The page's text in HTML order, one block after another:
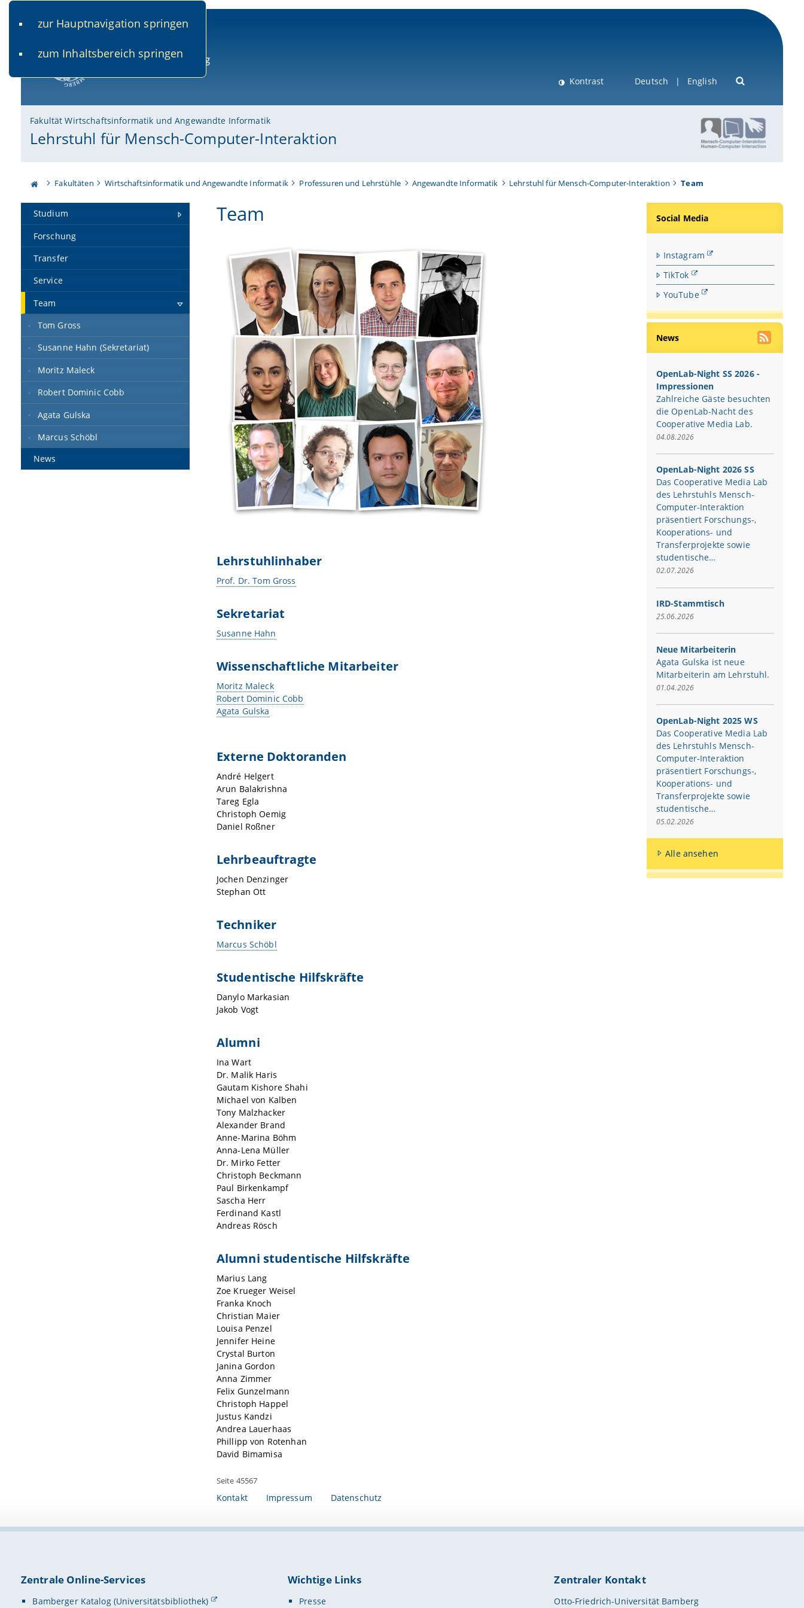
zur Hauptnavigation springen
zum Inhaltsbereich springen
Kontrast Deutsch English
Fakultät Wirtschaftsinformatik und Angewandte Informatik
Lehrstuhl für Mensch-Computer-Interaktion
Fakultäten Wirtschaftsinformatik und Angewandte Informatik Professuren und Lehrstühle Angewandte Informatik Lehrstuhl für Mensch-Computer-Interaktion Team
Studium
Forschung
Transfer
Service
Team
Tom Gross
Susanne Hahn (Sekretariat)
Moritz Maleck
Robert Dominic Cobb
Agata Gulska
Marcus Schöbl
News
Team
Lehrstuhlinhaber
Prof. Dr. Tom Gross
Sekretariat
Susanne Hahn
Wissenschaftliche Mitarbeiter
Moritz Maleck
Robert Dominic Cobb
Agata Gulska
Externe Doktoranden
André Helgert
Arun Balakrishna
Tareg Egla
Christoph Oemig
Daniel Roßner
Lehrbeauftragte
Jochen Denzinger
Stephan Ott
Techniker
Marcus Schöbl
Studentische Hilfskräfte
Danylo Markasian
Jakob Vogt
Alumni
Ina Wart
Dr. Malik Haris
Gautam Kishore Shahi
Michael von Kalben
Tony Malzhacker
Alexander Brand
Anne-Marina Böhm
Anna-Lena Müller
Dr. Mirko Fetter
Christoph Beckmann
Paul Birkenkampf
Sascha Herr
Ferdinand Kastl
Andreas Rösch
Alumni studentische Hilfskräfte
Marius Lang
Zoe Krueger Weisel
Franka Knoch
Christian Maier
Louisa Penzel
Jennifer Heine
Crystal Burton
Janina Gordon
Anna Zimmer
Felix Gunzelmann
Christoph Happel
Justus Kandzi
Andrea Lauerhaas
Phillipp von Rotenhan
David Bimamisa
Social Media
Instagram
TikTok
YouTube
News
OpenLab-Night SS 2026 -
Impressionen
Zahlreiche Gäste besuchten
die OpenLab-Nacht des
Cooperative Media Lab.
04.08.2026
OpenLab-Night 2026 SS
Das Cooperative Media Lab
des Lehrstuhls Mensch-
Computer-Interaktion
präsentiert Forschungs-,
Kooperations- und
Transferprojekte sowie
studentische…
02.07.2026
IRD-Stammtisch
25.06.2026
Neue Mitarbeiterin
Agata Gulska ist neue
Mitarbeiterin am Lehrstuhl.
01.04.2026
OpenLab-Night 2025 WS
Das Cooperative Media Lab
des Lehrstuhls Mensch-
Computer-Interaktion
präsentiert Forschungs-,
Kooperations- und
Transferprojekte sowie
studentische…
05.02.2026
Alle ansehen
Seite 45567
Kontakt Impressum Datenschutz
Zentrale Online-Services
Bamberger Katalog (Universitätsbibliothek)
Wichtige Links
Presse
Zentraler Kontakt
Otto-Friedrich-Universität Bamberg